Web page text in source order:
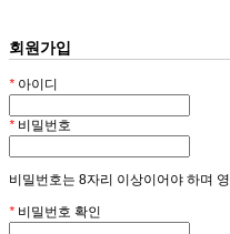
회원가입
* 아이디
* 비밀번호
비밀번호는 8자리 이상이어야 하며
* 비밀번호 확인